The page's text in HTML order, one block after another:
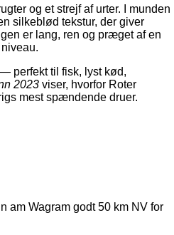
og et strejf af urter. I munden
silkeblød tekstur, der giver
er lang, ren og præget af en
perfekt til fisk, lyst kød,
2023 viser, hvorfor Roter
mest spændende druer.
am Wagram godt 50 km NV for